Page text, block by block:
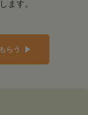
ます。
らう